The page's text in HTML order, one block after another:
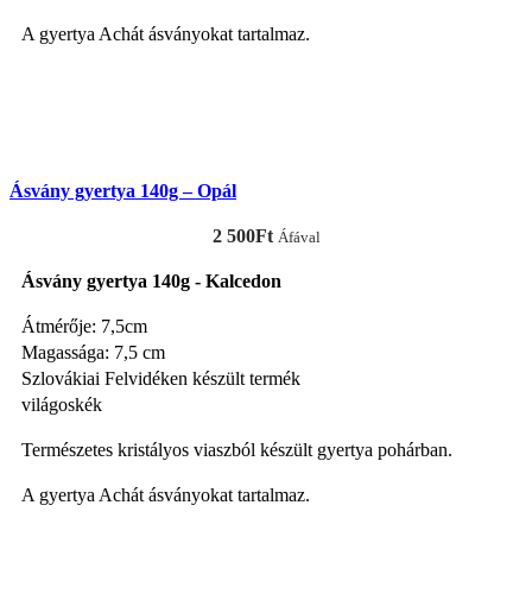
A gyertya Achát ásványokat tartalmaz.
Ásvány gyertya 140g – Opál
2 500Ft Áfával
Ásvány gyertya 140g - Kalcedon
Átmérője: 7,5cm
Magassága: 7,5 cm
Szlovákiai Felvidéken készült termék
világoskék
Természetes kristályos viaszból készült gyertya pohárban.
A gyertya Achát ásványokat tartalmaz.